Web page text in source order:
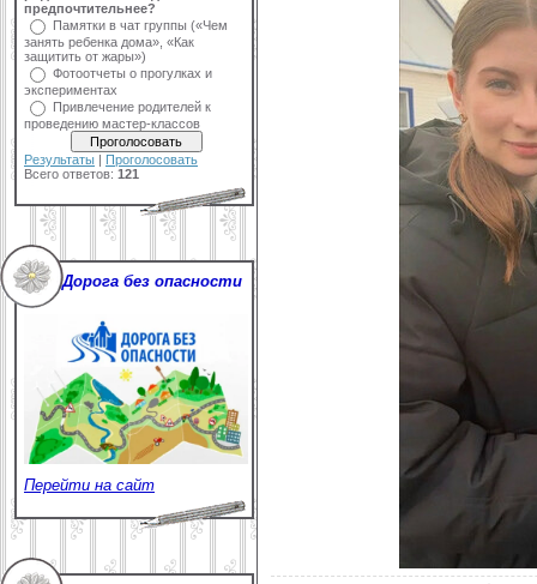
предпочтительнее?
Памятки в чат группы («Чем
занять ребенка дома», «Как
защитить от жары»)
Фотоотчеты о прогулках и
экспериментах
Привлечение родителей к
проведению мастер-классов
Результаты | Проголосовать
Всего ответов: 121
Дорога без опасности
Перейти на сайт